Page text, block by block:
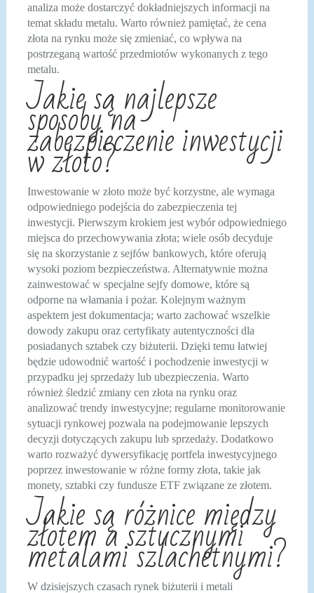
analiza może dostarczyć dokładniejszych informacji na
temat składu metalu. Warto również pamiętać, że cena
złota na rynku może się zmieniać, co wpływa na
postrzeganą wartość przedmiotów wykonanych z tego
metalu.
Jakie są najlepsze
sposoby na
zabezpieczenie inwestycji
w złoto?
Inwestowanie w złoto może być korzystne, ale wymaga
odpowiedniego podejścia do zabezpieczenia tej
inwestycji. Pierwszym krokiem jest wybór odpowiedniego
miejsca do przechowywania złota; wiele osób decyduje
się na skorzystanie z sejfów bankowych, które oferują
wysoki poziom bezpieczeństwa. Alternatywnie można
zainwestować w specjalne sejfy domowe, które są
odporne na włamania i pożar. Kolejnym ważnym
aspektem jest dokumentacja; warto zachować wszelkie
dowody zakupu oraz certyfikaty autentyczności dla
posiadanych sztabek czy biżuterii. Dzięki temu łatwiej
będzie udowodnić wartość i pochodzenie inwestycji w
przypadku jej sprzedaży lub ubezpieczenia. Warto
również śledzić zmiany cen złota na rynku oraz
analizować trendy inwestycyjne; regularne monitorowanie
sytuacji rynkowej pozwala na podejmowanie lepszych
decyzji dotyczących zakupu lub sprzedaży. Dodatkowo
warto rozważyć dywersyfikację portfela inwestycyjnego
poprzez inwestowanie w różne formy złota, takie jak
monety, sztabki czy fundusze ETF związane ze złotem.
Jakie są różnice między
złotem a sztucznymi
metalami szlachetnymi?
W dzisiejszych czasach rynek biżuterii i metali